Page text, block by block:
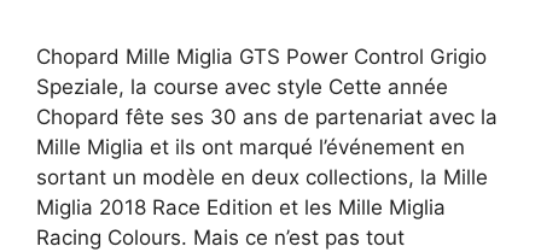
Chopard Mille Miglia GTS Power Control Grigio
Speziale, la course avec style Cette année
Chopard fête ses 30 ans de partenariat avec la
Mille Miglia et ils ont marqué l’événement en
sortant un modèle en deux collections, la Mille
Miglia 2018 Race Edition et les Mille Miglia
Racing Colours. Mais ce n’est pas tout